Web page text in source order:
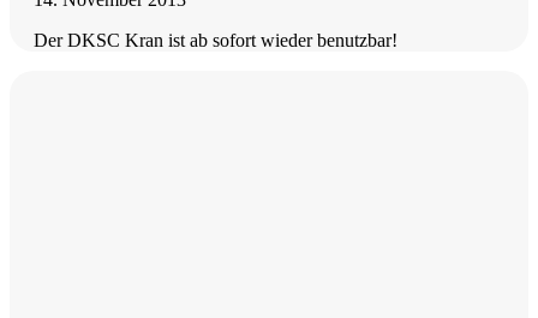
Der DKSC Kran ist ab sofort wieder benutzbar!